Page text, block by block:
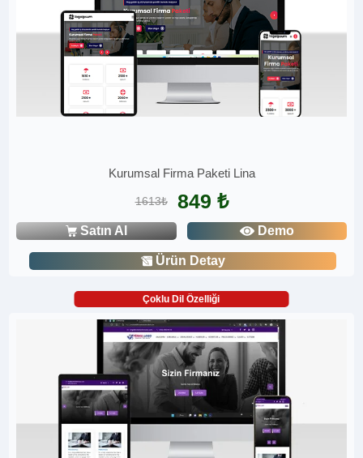
Kurumsal Firma Paketi Lina
1613₺ 849 ₺
Satın Al Demo
Ürün Detay
Çoklu Dil Özelliği